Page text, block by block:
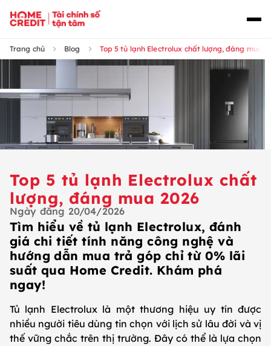
Trang chủ Blog Top 5 tủ lạnh Electrolux chất lượng, đáng mua
Top 5 tủ lạnh Electrolux chất
lượng, đáng mua 2026
Ngày đăng 20/04/2026
Tìm hiểu về tủ lạnh Electrolux, đánh
giá chi tiết tính năng công nghệ và
hướng dẫn mua trả góp chỉ từ 0% lãi
suất qua Home Credit. Khám phá
ngay!
Tủ lạnh Electrolux là một thương hiệu uy tín được
nhiều người tiêu dùng tin chọn với lịch sử lâu đời và vị
thế vững chắc trên thị trường. Đây có thể là lựa chọn